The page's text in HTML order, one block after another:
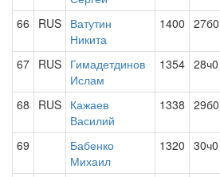
66 RUS Ватутин
Никита
1400 27б0
67 RUS Гимадетдинов
Ислам
1354 28ч0
68 RUS Кажаев
Василий
1338 29б0
69
Бабенко
Михаил
1320 30ч0